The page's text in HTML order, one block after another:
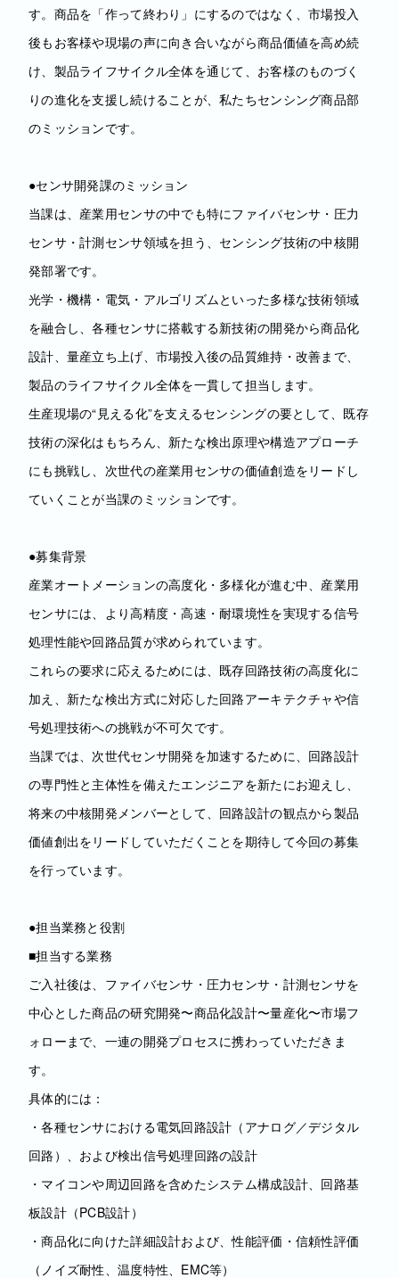
す。商品を「作って終わり」にするのではなく、市場投入
後もお客様や現場の声に向き合いながら商品価値を高め続
け、製品ライフサイクル全体を通じて、お客様のものづく
りの進化を支援し続けることが、私たちセンシング商品部
のミッションです。
●センサ開発課のミッション
当課は、産業用センサの中でも特にファイバセンサ・圧力
センサ・計測センサ領域を担う、センシング技術の中核開
発部署です。
光学・機構・電気・アルゴリズムといった多様な技術領域
を融合し、各種センサに搭載する新技術の開発から商品化
設計、量産立ち上げ、市場投入後の品質維持・改善まで、
製品のライフサイクル全体を一貫して担当します。
生産現場の“見える化”を支えるセンシングの要として、既存
技術の深化はもちろん、新たな検出原理や構造アプローチ
にも挑戦し、次世代の産業用センサの価値創造をリードし
ていくことが当課のミッションです。
●募集背景
産業オートメーションの高度化・多様化が進む中、産業用
センサには、より高精度・高速・耐環境性を実現する信号
処理性能や回路品質が求められています。
これらの要求に応えるためには、既存回路技術の高度化に
加え、新たな検出方式に対応した回路アーキテクチャや信
号処理技術への挑戦が不可欠です。
当課では、次世代センサ開発を加速するために、回路設計
の専門性と主体性を備えたエンジニアを新たにお迎えし、
将来の中核開発メンバーとして、回路設計の観点から製品
価値創出をリードしていただくことを期待して今回の募集
を行っています。
●担当業務と役割
■担当する業務
ご入社後は、ファイバセンサ・圧力センサ・計測センサを
中心とした商品の研究開発〜商品化設計〜量産化〜市場フ
ォローまで、一連の開発プロセスに携わっていただきま
す。
具体的には：
・各種センサにおける電気回路設計（アナログ／デジタル
回路）、および検出信号処理回路の設計
・マイコンや周辺回路を含めたシステム構成設計、回路基
板設計（PCB設計）
・商品化に向けた詳細設計および、性能評価・信頼性評価
（ノイズ耐性、温度特性、EMC等）